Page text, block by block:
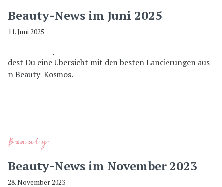
Beauty-News im Juni 2025
11. Juni 2025
Beauty
Beauty-News im November 2023
28. November 2023